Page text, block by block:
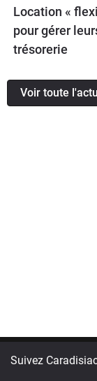
Location «
pour gérer
trésorerie
Voir toute
Suivez